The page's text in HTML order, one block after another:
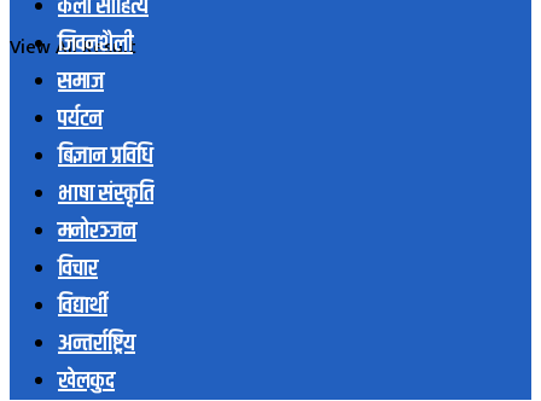
View All Result
जिवनशैली
समाज
पर्यटन
बिज्ञान प्रविधि
भाषा संस्कृति
मनोरञ्जन
विचार
विद्यार्थी
अन्तर्राष्ट्रिय
खेलकुद